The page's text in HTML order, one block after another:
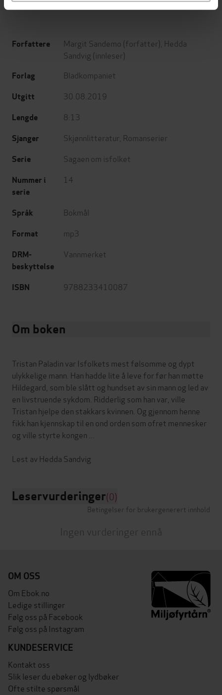
Forfattere Margit Sandemo (forfatter), Hedda
Sandvig (innleser)
Forlag Bladkompaniet
Utgitt 30.08.2019
Lengde 8:13
Sjanger Skjønnlitteratur Romanserier
Serie Sagaen om isfolket
Nummer i
serie
14
Språk Bokmål
Format mp3
DRM-
beskyttelse
Vannmerket
ISBN 9788233410087
Om boken
Tristan Paladin var Isfolkets mest følsomme og dypt
ulykkelige mann. Han hadde lite å leve for før han møtte
Hildegard, som ble slått og hundset av sin mann og led av
en livstruende sykdom. Ridderlig som han var, ville
Tristan hjelpe den stakkars kvinnen. Og gjennom henne
fikk han kjennskap til en ond orden som ofret mennesker
og ville styrte kongen ...
Leservurderinger(0)
Betingelser for brukergenerert innhold
Ingen vurderinger ennå
OM OSS
Om Ebok.no
Ledige stillinger
Følg oss på Facebook
Følg oss på Instagram
KUNDESERVICE
Kontakt oss
Slik leser du ebøker og lydbøker
Ofte stilte spørsmål